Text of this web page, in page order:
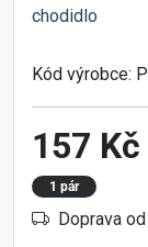
chodidlo
Kód výrobce:
157 Kč
1 pár
Doprava od